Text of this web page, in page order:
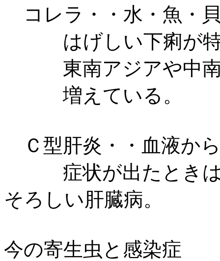
コレラ・・水・魚・
はげしい下痢が特
東南アジアや中南
増えている。
Ｃ型肝炎・・血液か
症状が出たとき
そろしい肝臓病。
今の寄生虫と感染症